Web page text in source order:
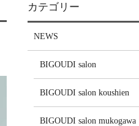
カテゴリー
NEWS
BIGOUDI salon
BIGOUDI salon koushien
BIGOUDI salon mukogawa